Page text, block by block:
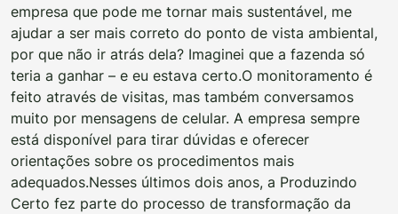
empresa que pode me tornar mais sustentável, me
ajudar a ser mais correto do ponto de vista ambiental,
por que não ir atrás dela? Imaginei que a fazenda só
teria a ganhar – e eu estava certo.O monitoramento é
feito através de visitas, mas também conversamos
muito por mensagens de celular. A empresa sempre
está disponível para tirar dúvidas e oferecer
orientações sobre os procedimentos mais
adequados.Nesses últimos dois anos, a Produzindo
Certo fez parte do processo de transformação da